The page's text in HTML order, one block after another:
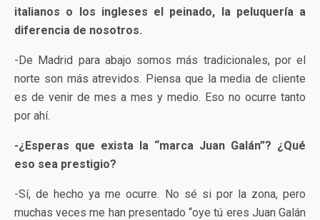
italianos o los ingleses el peinado, la peluquería a
diferencia de nosotros.
-De Madrid para abajo somos más tradicionales, por el
norte son más atrevidos. Piensa que la media de cliente
es de venir de mes a mes y medio. Eso no ocurre tanto
por ahí.
-¿Esperas que exista la “marca Juan Galán”? ¿Qué
eso sea prestigio?
-Sí, de hecho ya me ocurre. No sé si por la zona, pero
muchas veces me han presentado “oye tú eres Juan Galán